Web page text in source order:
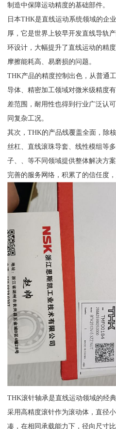
制造中保障运动精度的基础部件。
日本THK是直线运动系统领域的企
厚，它是世界上较早开发直线导轨
环设计，大幅提升了直线运动的精
摩擦能耗高、易磨损的问题。
THK产品的精度控制出色，从普通
导体、精密加工领域对微米级精度
差范围，耐用性也得到行业广泛认
同复杂工况。
其次，THK的产品线覆盖全面，除
丝杠、直线滚珠导套、线性模组等
子、、等不同领域提供整体解决方
完善的服务网络，积累了的信任度
THK滚针轴承是直线运动领域的经
采用高精度滚针作为滚动体，直径
凑，在相同承载能力下，径向尺寸